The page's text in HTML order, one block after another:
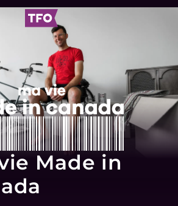
Made in